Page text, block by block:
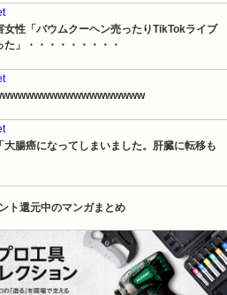
女性「バウムクーヘン売ったりTikTokライブ
」・・・・・・・・・
大腸癌になってしまいました。肝臓に転移も
ト還元中のマンガまとめ